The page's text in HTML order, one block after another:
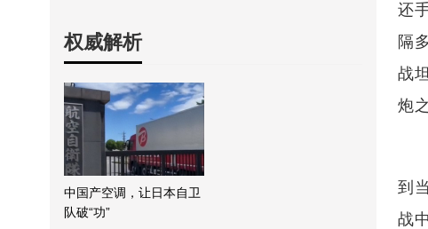
权威解析
中国产空调，让日本自卫
队破“功”
还
隔
战
炮
到
战